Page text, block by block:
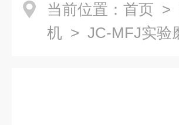
当前位置： 首页 >
机 > JC-MFJ实验